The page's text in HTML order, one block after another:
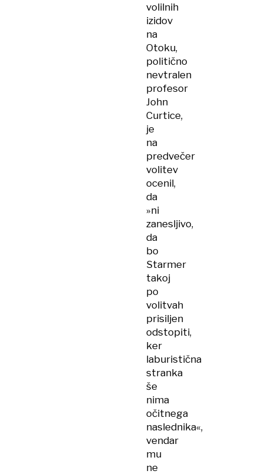
volilnih
izidov
na
Otoku,
politično
nevtralen
profesor
John
Curtice,
je
na
predvečer
volitev
ocenil,
da
»ni
zanesljivo,
da
bo
Starmer
takoj
po
volitvah
prisiljen
odstopiti,
ker
laburistična
stranka
še
nima
očitnega
naslednika«,
vendar
mu
ne